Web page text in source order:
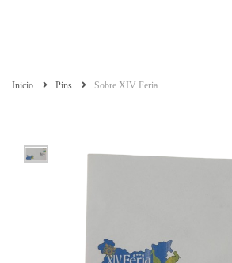
Inicio Pins Sobre XIV Feria